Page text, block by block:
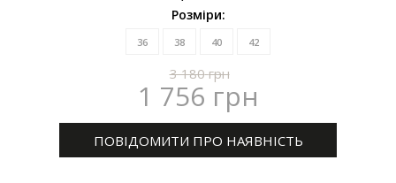
Розміри:
36 38 40 42
3 180 грн
1 756 грн
ПОВІДОМИТИ ПРО НАЯВНІСТЬ